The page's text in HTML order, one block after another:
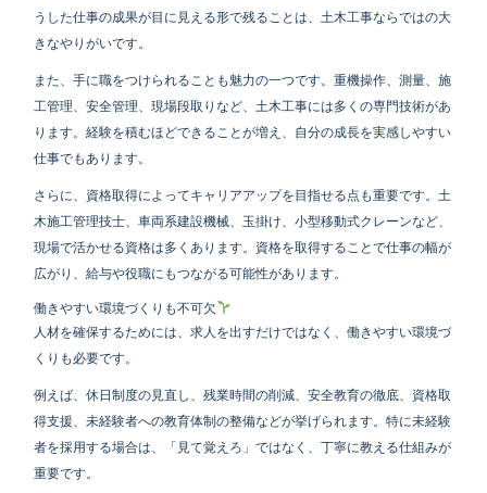
うした仕事の成果が目に見える形で残ることは、土木工事ならではの大
きなやりがいです。
また、手に職をつけられることも魅力の一つです。重機操作、測量、施
工管理、安全管理、現場段取りなど、土木工事には多くの専門技術があ
ります。経験を積むほどできることが増え、自分の成長を実感しやすい
仕事でもあります。
さらに、資格取得によってキャリアアップを目指せる点も重要です。土
木施工管理技士、車両系建設機械、玉掛け、小型移動式クレーンなど、
現場で活かせる資格は多くあります。資格を取得することで仕事の幅が
広がり、給与や役職にもつながる可能性があります。
働きやすい環境づくりも不可欠
人材を確保するためには、求人を出すだけではなく、働きやすい環境づ
くりも必要です。
例えば、休日制度の見直し、残業時間の削減、安全教育の徹底、資格取
得支援、未経験者への教育体制の整備などが挙げられます。特に未経験
者を採用する場合は、「見て覚えろ」ではなく、丁寧に教える仕組みが
重要です。